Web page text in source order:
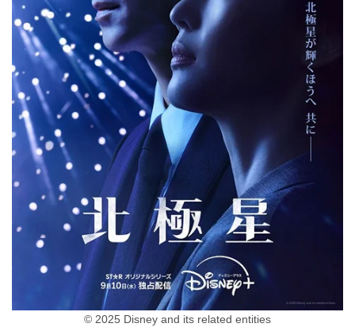
© 2025 Disney and its related entities